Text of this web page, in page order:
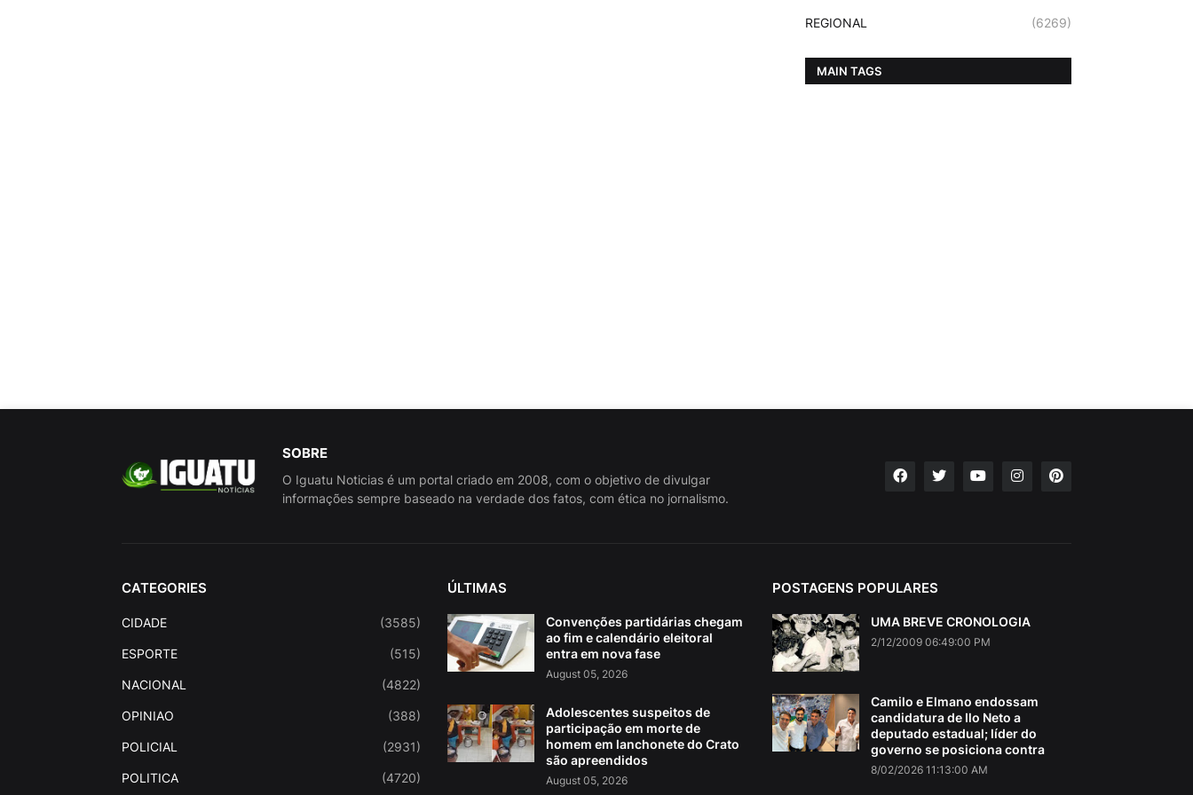
REGIONAL (6269)
MAIN TAGS
SOBRE
O Iguatu Noticias é um portal criado em 2008, com o objetivo de divulgar
informações sempre baseado na verdade dos fatos, com ética no jornalismo.
CATEGORIES
CIDADE (3585)
ESPORTE (515)
NACIONAL (4822)
OPINIAO (388)
POLICIAL (2931)
POLITICA (4720)
ÚLTIMAS
Convenções partidárias chegam
ao fim e calendário eleitoral
entra em nova fase
August 05, 2026
Adolescentes suspeitos de
participação em morte de
homem em lanchonete do Crato
são apreendidos
August 05, 2026
POSTAGENS POPULARES
UMA BREVE CRONOLOGIA
2/12/2009 06:49:00 PM
Camilo e Elmano endossam
candidatura de Ilo Neto a
deputado estadual; líder do
governo se posiciona contra
8/02/2026 11:13:00 AM